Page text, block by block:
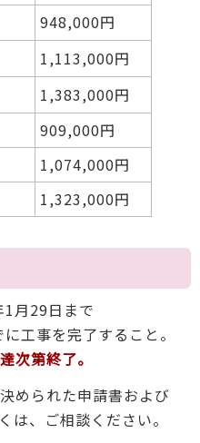
948,000円
1,113,000円
1,383,000円
909,000円
1,074,000円
1,323,000円
月29日まで
工事を完了すること。
次第終了。
められた申請書および
は、ご相談ください。